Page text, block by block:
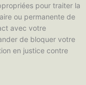
pour traiter la
ou permanente de
avec votre
de bloquer votre
en justice contre